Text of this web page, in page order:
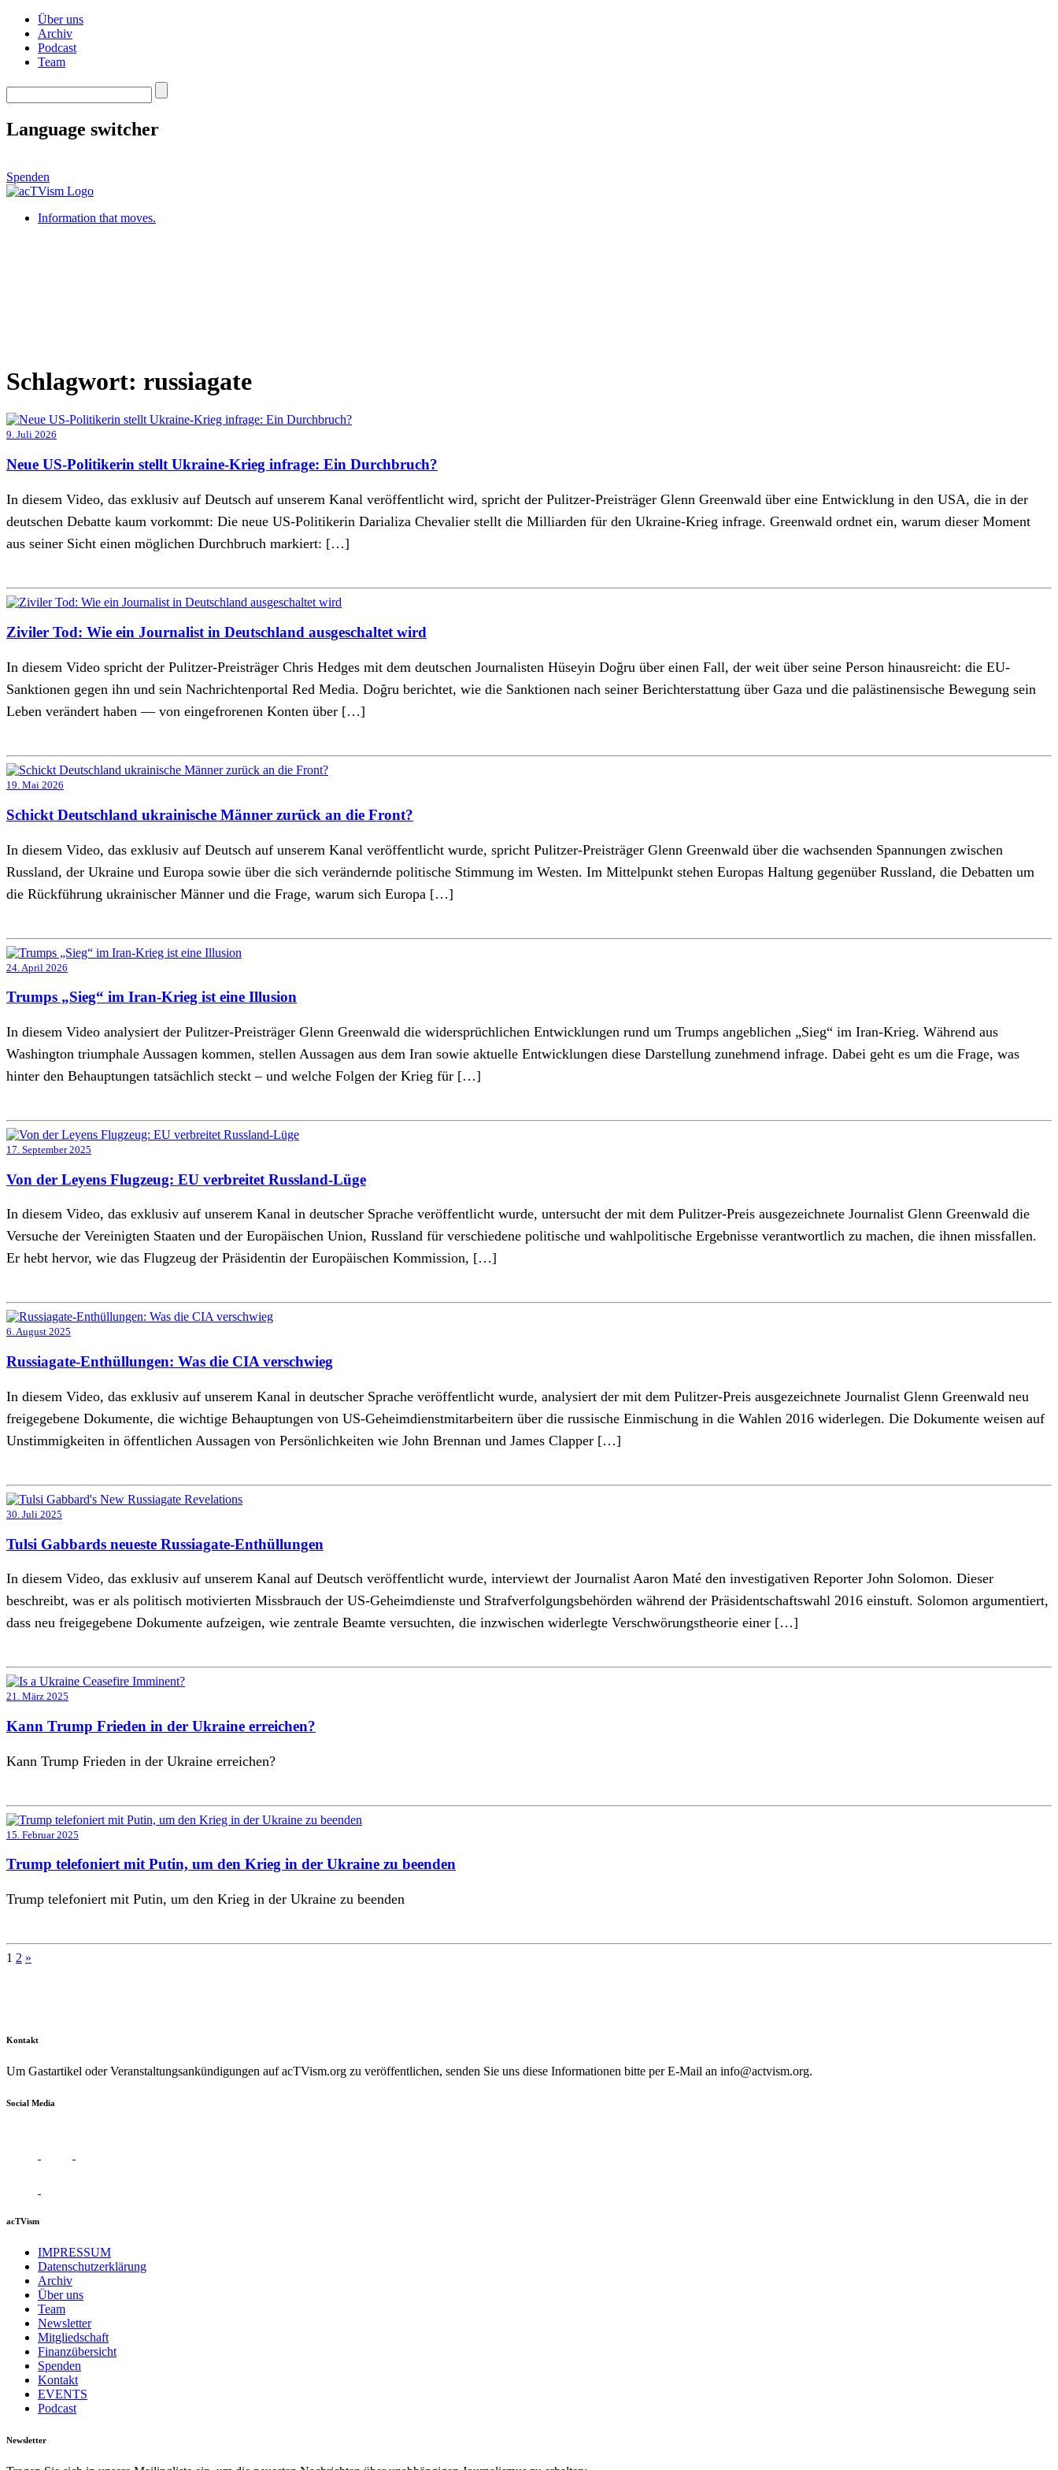
Über uns
Archiv
Podcast
Team
Language switcher
Spenden
Information that moves.
Schlagwort: russiagate
9. Juli 2026
Neue US-Politikerin stellt Ukraine-Krieg infrage: Ein Durchbruch?
In diesem Video, das exklusiv auf Deutsch auf unserem Kanal veröffentlicht wird, spricht der Pulitzer-Preisträger Glenn Greenwald über eine Entwicklung in den USA, die in der
deutschen Debatte kaum vorkommt: Die neue US-Politikerin Darializa Chevalier stellt die Milliarden für den Ukraine-Krieg infrage. Greenwald ordnet ein, warum dieser Moment
aus seiner Sicht einen möglichen Durchbruch markiert: […]
Ziviler Tod: Wie ein Journalist in Deutschland ausgeschaltet wird
In diesem Video spricht der Pulitzer-Preisträger Chris Hedges mit dem deutschen Journalisten Hüseyin Doğru über einen Fall, der weit über seine Person hinausreicht: die EU-
Sanktionen gegen ihn und sein Nachrichtenportal Red Media. Doğru berichtet, wie die Sanktionen nach seiner Berichterstattung über Gaza und die palästinensische Bewegung sein
Leben verändert haben — von eingefrorenen Konten über […]
19. Mai 2026
Schickt Deutschland ukrainische Männer zurück an die Front?
In diesem Video, das exklusiv auf Deutsch auf unserem Kanal veröffentlicht wurde, spricht Pulitzer-Preisträger Glenn Greenwald über die wachsenden Spannungen zwischen
Russland, der Ukraine und Europa sowie über die sich verändernde politische Stimmung im Westen. Im Mittelpunkt stehen Europas Haltung gegenüber Russland, die Debatten um
die Rückführung ukrainischer Männer und die Frage, warum sich Europa […]
24. April 2026
Trumps „Sieg“ im Iran-Krieg ist eine Illusion
In diesem Video analysiert der Pulitzer-Preisträger Glenn Greenwald die widersprüchlichen Entwicklungen rund um Trumps angeblichen „Sieg“ im Iran-Krieg. Während aus
Washington triumphale Aussagen kommen, stellen Aussagen aus dem Iran sowie aktuelle Entwicklungen diese Darstellung zunehmend infrage. Dabei geht es um die Frage, was
hinter den Behauptungen tatsächlich steckt – und welche Folgen der Krieg für […]
17. September 2025
Von der Leyens Flugzeug: EU verbreitet Russland-Lüge
In diesem Video, das exklusiv auf unserem Kanal in deutscher Sprache veröffentlicht wurde, untersucht der mit dem Pulitzer-Preis ausgezeichnete Journalist Glenn Greenwald die
Versuche der Vereinigten Staaten und der Europäischen Union, Russland für verschiedene politische und wahlpolitische Ergebnisse verantwortlich zu machen, die ihnen missfallen.
Er hebt hervor, wie das Flugzeug der Präsidentin der Europäischen Kommission, […]
6. August 2025
Russiagate-Enthüllungen: Was die CIA verschwieg
In diesem Video, das exklusiv auf unserem Kanal in deutscher Sprache veröffentlicht wurde, analysiert der mit dem Pulitzer-Preis ausgezeichnete Journalist Glenn Greenwald neu
freigegebene Dokumente, die wichtige Behauptungen von US-Geheimdienstmitarbeitern über die russische Einmischung in die Wahlen 2016 widerlegen. Die Dokumente weisen auf
Unstimmigkeiten in öffentlichen Aussagen von Persönlichkeiten wie John Brennan und James Clapper […]
30. Juli 2025
Tulsi Gabbards neueste Russiagate-Enthüllungen
In diesem Video, das exklusiv auf unserem Kanal auf Deutsch veröffentlicht wurde, interviewt der Journalist Aaron Maté den investigativen Reporter John Solomon. Dieser
beschreibt, was er als politisch motivierten Missbrauch der US-Geheimdienste und Strafverfolgungsbehörden während der Präsidentschaftswahl 2016 einstuft. Solomon argumentiert,
dass neu freigegebene Dokumente aufzeigen, wie zentrale Beamte versuchten, die inzwischen widerlegte Verschwörungstheorie einer […]
21. März 2025
Kann Trump Frieden in der Ukraine erreichen?
Kann Trump Frieden in der Ukraine erreichen?
15. Februar 2025
Trump telefoniert mit Putin, um den Krieg in der Ukraine zu beenden
Trump telefoniert mit Putin, um den Krieg in der Ukraine zu beenden
Seitennummerierung
1 2 »
Kontakt
Um Gastartikel oder Veranstaltungsankündigungen auf acTVism.org zu veröffentlichen, senden Sie uns diese Informationen bitte per E-Mail an info@actvism.org.
Social Media
acTVism
IMPRESSUM
Datenschutzerklärung
Archiv
Über uns
Team
Newsletter
Mitgliedschaft
Finanzübersicht
Spenden
Kontakt
EVENTS
Podcast
Newsletter